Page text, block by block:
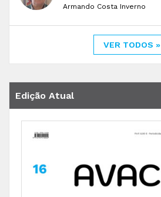
Armando Costa Inverno
VER TODOS »
Edição Atual